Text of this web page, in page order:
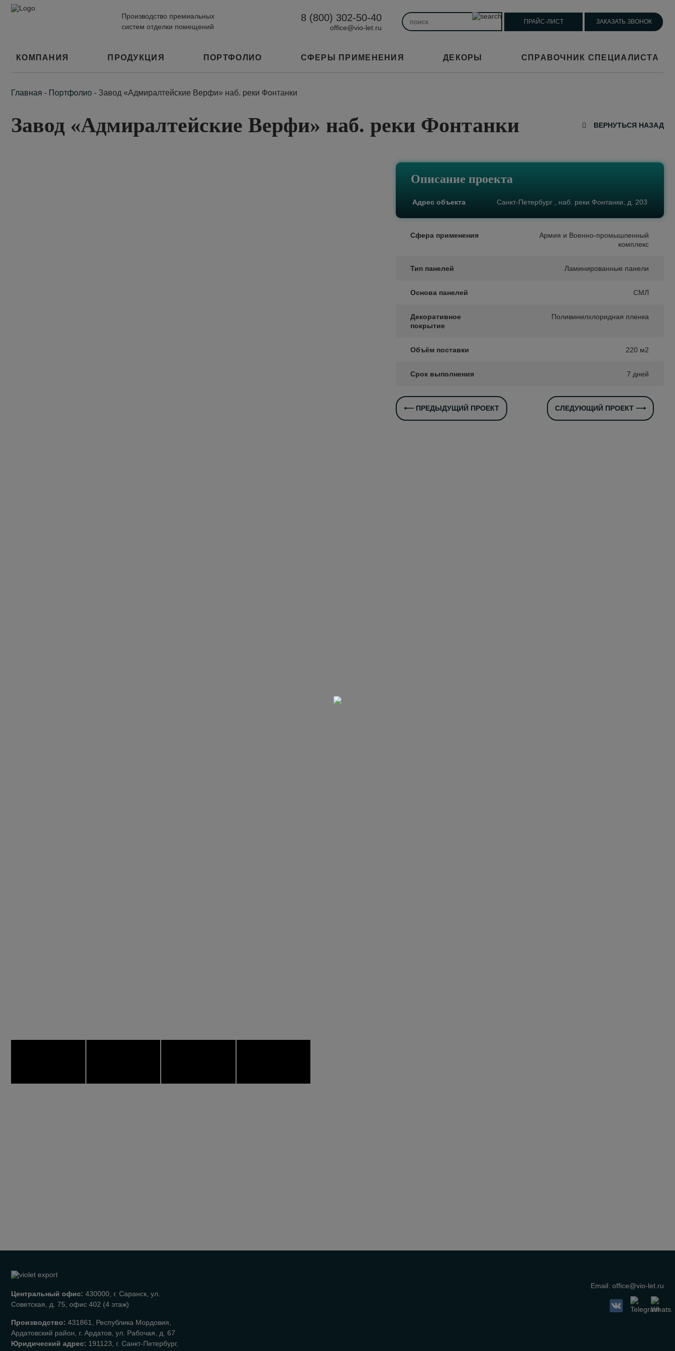
Производство премиальных
систем отделки помещений
8 (800) 302-50-40
office@vio-let.ru
ПРАЙС-ЛИСТ ЗАКАЗАТЬ ЗВОНОК
КОМПАНИЯ ПРОДУКЦИЯ ПОРТФОЛИО СФЕРЫ ПРИМЕНЕНИЯ ДЕКОРЫ СПРАВОЧНИК СПЕЦИАЛИСТА
Главная - Портфолио - Завод «Адмиралтейские Верфи» наб. реки Фонтанки
Завод «Адмиралтейские Верфи» наб. реки Фонтанки ВЕРНУТЬСЯ НАЗАД
Описание проекта
Адрес объекта Санкт-Петербург , наб. реки Фонтанки, д. 203
Сфера применения
Армия и Военно-промышленный
комплекс
Тип панелей Ламинированные панели
Основа панелей СМЛ
Декоративное
покрытие
Поливинилхлоридная пленка
Объём поставки 220 м2
Срок выполнения 7 дней
⟵ ПРЕДЫДУЩИЙ ПРОЕКТ СЛЕДУЮЩИЙ ПРОЕКТ ⟶
Центральный офис: 430000, г. Саранск, ул.
Советская, д. 75, офис 402 (4 этаж)
Производство: 431861, Республика Мордовия,
Ардатовский район, г. Ардатов, ул. Рабочая, д. 67
Юридический адрес: 191123, г. Санкт-Петербург,
Email: office@vio-let.ru